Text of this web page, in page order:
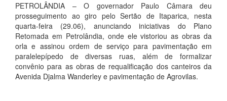
PETROLÂNDIA – O governador Paulo Câmara deu
prosseguimento ao giro pelo Sertão de Itaparica, nesta
quarta-feira (29.06), anunciando iniciativas do Plano
Retomada em Petrolândia, onde ele vistoriou as obras da
orla e assinou ordem de serviço para pavimentação em
paralelepípedo de diversas ruas, além de formalizar
convênio para as obras de requalificação dos canteiros da
Avenida Djalma Wanderley e pavimentação de Agrovilas.